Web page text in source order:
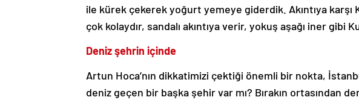
ile kürek çekerek yoğurt yemeye giderdik. Akıntıya karşı
çok kolaydır, sandalı akıntıya verir, yokuş aşağı iner gibi
Deniz şehrin içinde
Artun Hoca’nın dikkatimizi çektiği önemli bir nokta,
deniz geçen bir başka şehir var mı? Bırakın ortasından